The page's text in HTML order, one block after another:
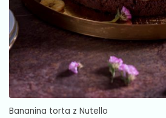
Bananina torta z Nutello